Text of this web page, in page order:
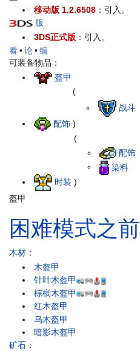
移动版 1.2.6508 ：引入。
版
3DS正式版 ：引入。
看•论•编
可装备物品：
盔甲
配饰
(
战斗
)
时装
(
配饰
染料
)
盔甲
困难模式之前
木材 ：
木盔甲
针叶木盔甲
棕榈木盔甲
红木盔甲
乌木盔甲
暗影木盔甲
矿石 ：